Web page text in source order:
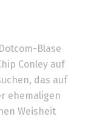
Blase
Conley auf
das auf
ehemaligen
Weisheit